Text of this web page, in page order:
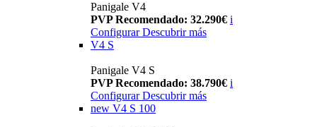
Panigale V4
PVP Recomendado: 32.290€ i
Configurar Descubrir más
V4 S
Panigale V4 S
PVP Recomendado: 38.790€ i
Configurar Descubrir más
new V4 S 100